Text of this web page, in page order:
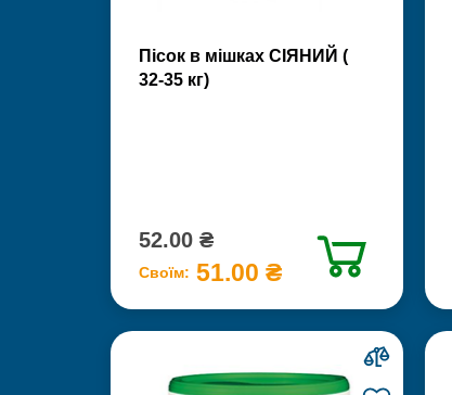
Пісок в мішках СІЯНИЙ (
32-35 кг)
52.00 ₴
Своїм: 51.00 ₴